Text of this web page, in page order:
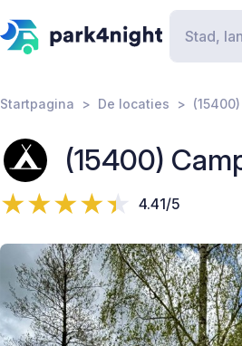
Startpagina De locaties
(15400)
4.41/5